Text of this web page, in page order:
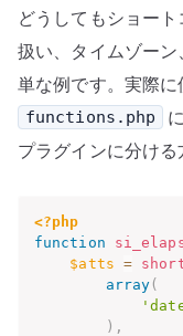
どうしてもショー
扱い、タイムゾー
単な例です。実際
functions.php
プラグインに分ける
<?php
function
$atts =
array(
) ,